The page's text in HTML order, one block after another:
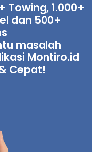
Towing, 1.000+
dan 500+
masalah
Montiro.id
Cepat!